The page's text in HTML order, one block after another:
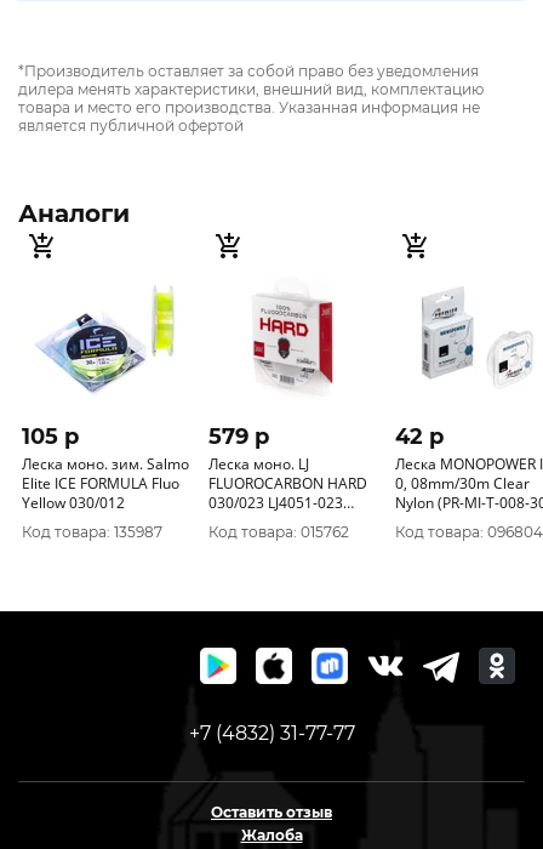
*Производитель оставляет за собой право без уведомления
дилера менять характеристики, внешний вид, комплектацию
товара и место его производства. Указанная информация не
является публичной офертой
Аналоги
105 p
Леска моно. зим. Salmo
Elite ICE FORMULA Fluo
Yellow 030/012
Код товара: 135987
579 p
Леска моно. LJ
FLUOROCARBON HARD
030/023 LJ4051-023
LJ4051-023
Код товара: 015762
42 p
Леска MONOPOWER
0, 08mm/30m Clear
Nylon (PR-MI-T-008-
PREMIER fishing
Код товара: 096804
+7 (4832) 31-77-77
Оставить отзыв
Жалоба